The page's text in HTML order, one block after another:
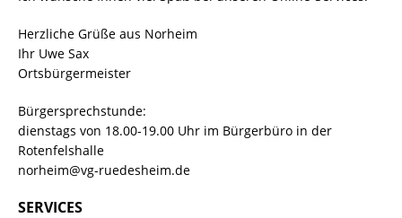
Herzliche Grüße aus Norheim
Ihr Uwe Sax
Ortsbürgermeister
Bürgersprechstunde:
dienstags von 18.00-19.00 Uhr im Bürgerbüro in der
Rotenfelshalle
norheim@vg-ruedesheim.de
SERVICES